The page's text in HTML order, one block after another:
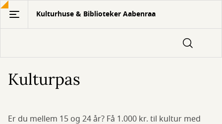
Gå
hovedindhold
Kulturhuse & Biblioteker Aabenraa
Kulturpas
Er du mellem 15 og 24 år? Få 1.000 kr. til kultur med